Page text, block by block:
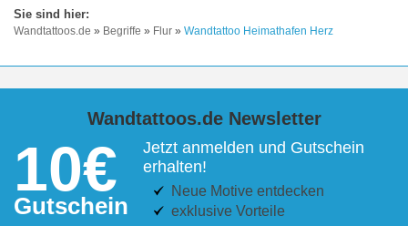
Wandtattoos.de » Begriffe » Flur » Wandtattoo Heimathafen Herz
Wandtattoos.de Newsletter
10€
Gutschein
Jetzt anmelden und Gutschein
erhalten!
Neue Motive entdecken
exklusive Vorteile